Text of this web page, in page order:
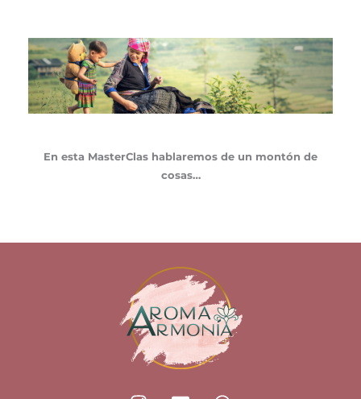
En esta MasterClas hablaremos de un montón de
cosas…
I E W